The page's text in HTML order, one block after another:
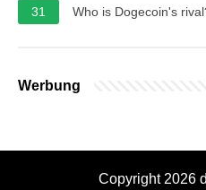
31 Who is Dogecoin's
Werbung
Copyright 2026